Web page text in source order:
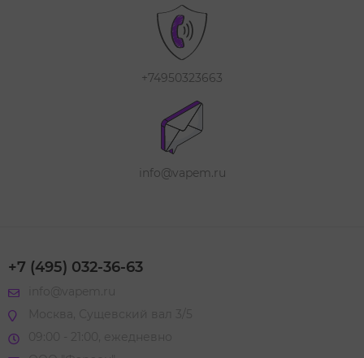
+74950323663
info@vapem.ru
+7 (495) 032-36-63